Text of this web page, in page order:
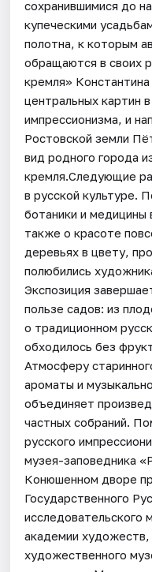
сохранившимися до
купеческими
полотна, к которым
обращаются в своих
кремля»
центральных картин
импрессионизма, и
Ростовской земли
вид родного города
кремля.Следующие
в русской культуре.
ботаники и медицины
также о красоте
деревьях в цвету,
полюбились
Экспозиция
пользе садов: из
о традиционном
обходилось без
Атмосферу
ароматы и
объединяет
частных собраний.
русского
музея-заповедника
Конюшенном дворе
Государственного
исследовательского
академии
художественного